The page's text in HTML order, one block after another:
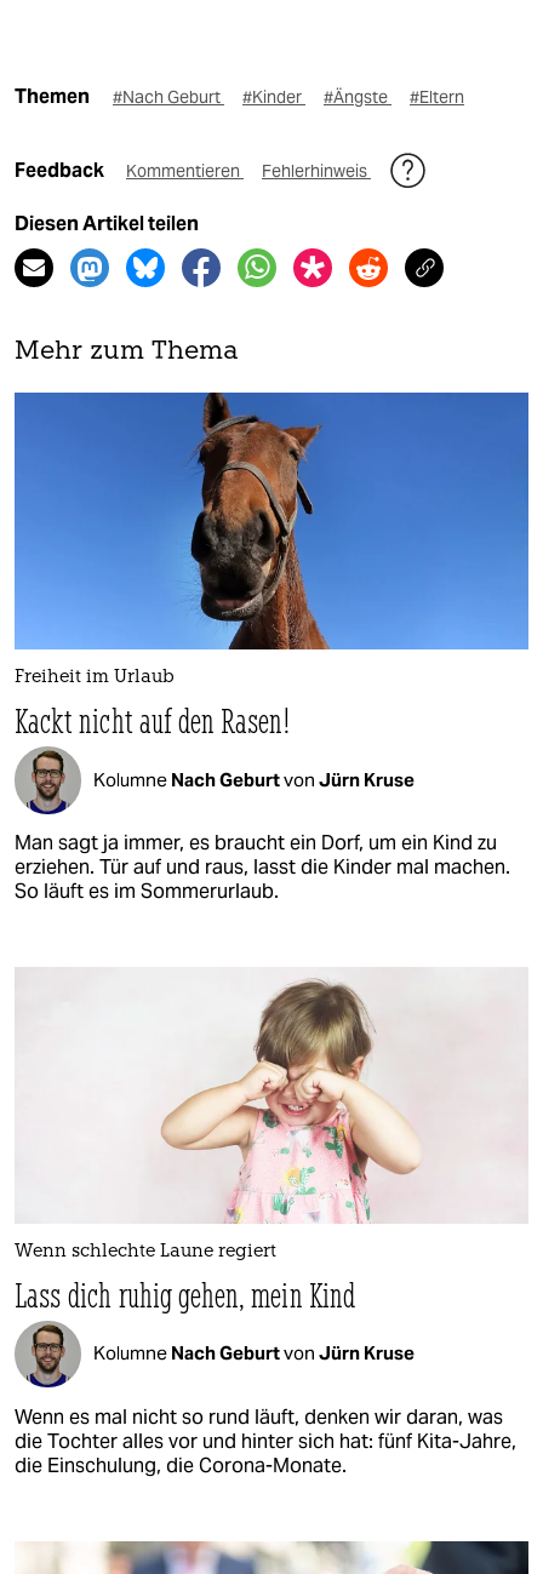
Themen #Nach Geburt #Kinder #Ängste #Eltern
Feedback Kommentieren Fehlerhinweis
Diesen Artikel teilen
Mehr zum Thema
Freiheit im Urlaub
Kackt nicht auf den Rasen!
Kolumne Nach Geburtvon Jürn Kruse
Man sagt ja immer, es braucht ein Dorf, um ein Kind zu
erziehen. Tür auf und raus, lasst die Kinder mal machen.
So läuft es im Sommerurlaub.
Wenn schlechte Laune regiert
Lass dich ruhig gehen, mein Kind
Kolumne Nach Geburtvon Jürn Kruse
Wenn es mal nicht so rund läuft, denken wir daran, was
die Tochter alles vor und hinter sich hat: fünf Kita-Jahre,
die Einschulung, die Corona-Monate.